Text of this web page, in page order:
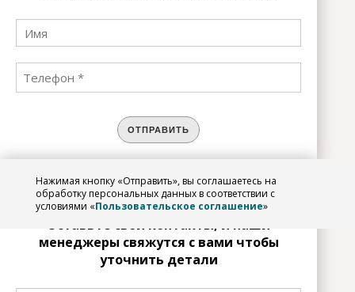
ОТПРАВИТЬ
Нажимая кнопку «Отправить», вы соглашаетесь на
обработку персональных данных в соответствии с
условиями «Пользовательское соглашение»
ЗАРЕГИСТРИРОВАТЬСЯ
Оставьте свои контакты, и наши
менеджеры свяжутся с вами чтобы
уточнить детали